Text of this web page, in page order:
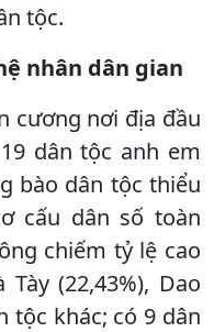
tộc.
nhân dân gian
cương nơi địa đầu
dân tộc anh em
bào dân tộc thiểu
cấu dân số toàn
chiếm tỷ lệ cao
(22,43%), Dao
tộc khác; có 9 dân